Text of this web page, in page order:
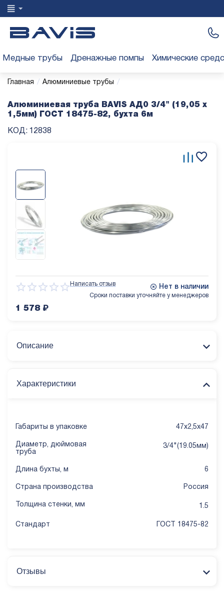
Медные трубы Дренажные помпы Химические
Главная / Алюминиевые трубы /
Алюминиевая труба BAVIS АД0 3/4" (19,05 х
1,5мм) ГОСТ 18475-82, бухта 6м
КОД: 12838
Написать отзыв Нет в наличии
Сроки поставки уточняйте у менеджеров
1 578 ₽
Описание
Характеристики
Габариты в упаковке 47x2,5x47
Диаметр, дюймовая
труба
3/4"(19.05мм)
Длина бухты, м 6
Страна производства Россия
Толщина стенки, мм 1.5
Стандарт ГОСТ 18475-82
Отзывы